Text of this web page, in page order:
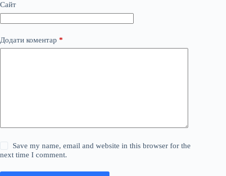
Сайт
Додати коментар *
Save my name, email and website in this browser for the
next time I comment.